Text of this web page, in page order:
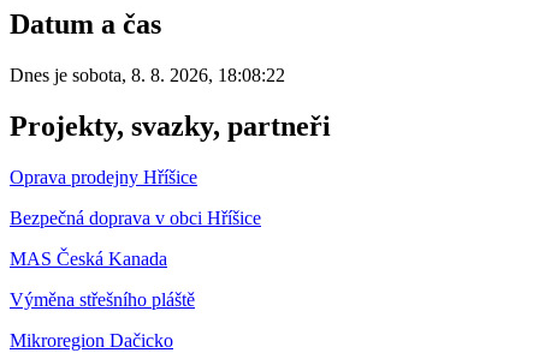
Datum a čas
Dnes je sobota, 8. 8. 2026, 18:08:22
Projekty, svazky, partneři
Oprava prodejny Hříšice
Bezpečná doprava v obci Hříšice
MAS Česká Kanada
Výměna střešního pláště
Mikroregion Dačicko